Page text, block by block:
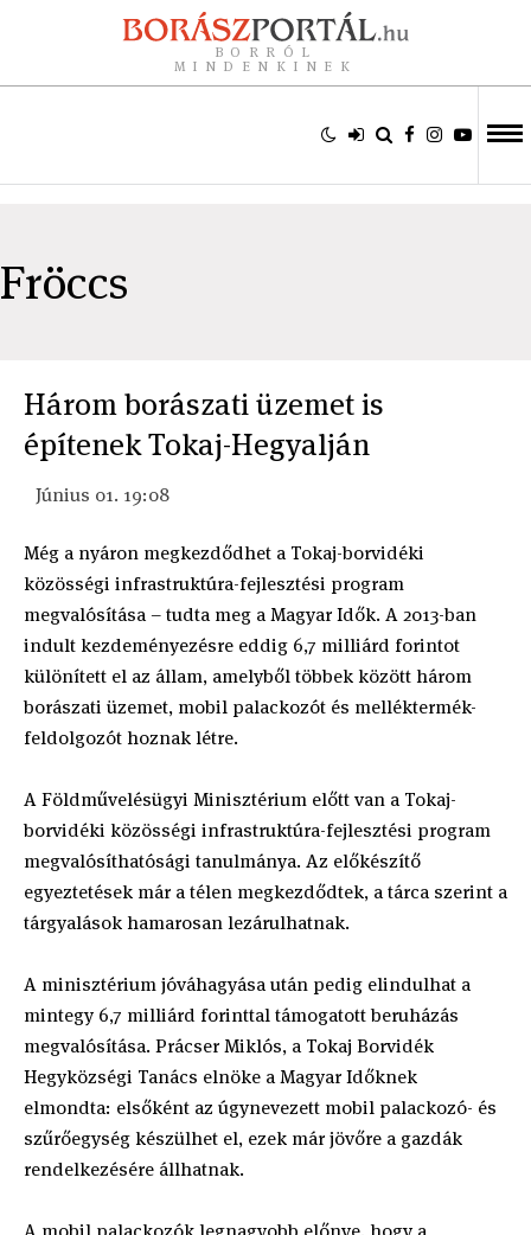
BORRÓL
MINDENKINEK
Fröccs
Három borászati üzemet is
építenek Tokaj-Hegyalján
Június 01. 19:08
Még a nyáron megkezdődhet a Tokaj-borvidéki
közösségi infra­struktúra-fejlesztési program
megvalósítása – tudta meg a Magyar Idők. A 2013-ban
indult kezdeményezésre eddig 6,7 milliárd forintot
különített el az állam, amelyből többek között három
borászati üzemet, mobil palackozót és melléktermék-
feldolgozót hoznak létre.
A Földművelésügyi Minisztérium előtt van a Tokaj-
borvidéki közösségi infra­struktúra-fejlesztési program
megvalósíthatósági tanulmánya. Az előkészítő
egyeztetések már a télen megkezdődtek, a tárca szerint a
tárgyalások hamarosan lezárulhatnak.
A minisztérium jóváhagyása után pedig elindulhat a
mintegy 6,7 milliárd forinttal támogatott beruházás
megvalósítása. Prácser Miklós, a Tokaj Borvidék
Hegyközségi Tanács elnöke a Magyar Időknek
elmondta: elsőként az úgynevezett mobil palackozó- és
szűrőegység készülhet el, ezek már jövőre a gazdák
rendelkezésére állhatnak.